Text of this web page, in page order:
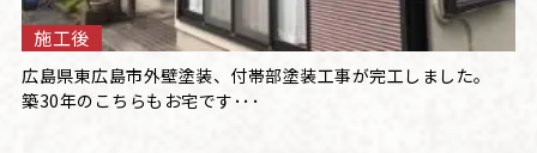
施工後
広島県東広島市外壁塗装、付帯部塗装工事が完工しました。
築30年のこちらもお宅です･･･